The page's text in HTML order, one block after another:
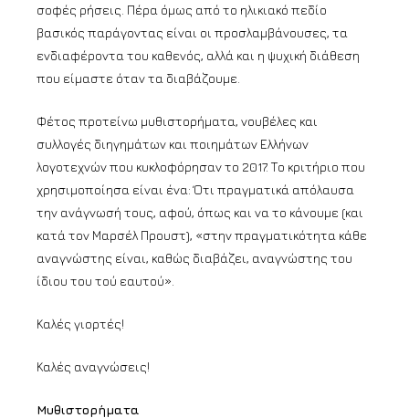
σοφές ρήσεις. Πέρα όμως από το ηλικιακό πεδίο
βασικός παράγοντας είναι οι προσλαμβάνουσες, τα
ενδιαφέροντα του καθενός, αλλά και η ψυχική διάθεση
που είμαστε όταν τα διαβάζουμε.
Φέτος προτείνω μυθιστορήματα, νουβέλες και
συλλογές διηγημάτων και ποιημάτων Ελλήνων
λογοτεχνών που κυκλοφόρησαν το 2017. Το κριτήριο που
χρησιμοποίησα είναι ένα: Ότι πραγματικά απόλαυσα
την ανάγνωσή τους, αφού, όπως και να το κάνουμε (και
κατά τον Μαρσέλ Προυστ), «στην πραγματικότητα κάθε
αναγνώστης είναι, καθώς διαβάζει, αναγνώστης του
ίδιου του τού εαυτού».
Καλές γιορτές!
Καλές αναγνώσεις!
Μυθιστορήματα